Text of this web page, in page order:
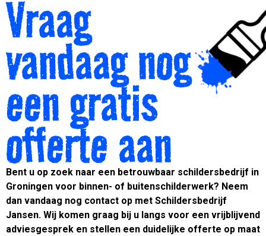
Vraag
vandaag nog
een gratis
offerte aan
Bent u op zoek naar een betrouwbaar schildersbedrijf in
Groningen voor binnen- of buitenschilderwerk? Neem
dan vandaag nog contact op met Schildersbedrijf
Jansen. Wij komen graag bij u langs voor een vrijblijvend
adviesgesprek en stellen een duidelijke offerte op maat